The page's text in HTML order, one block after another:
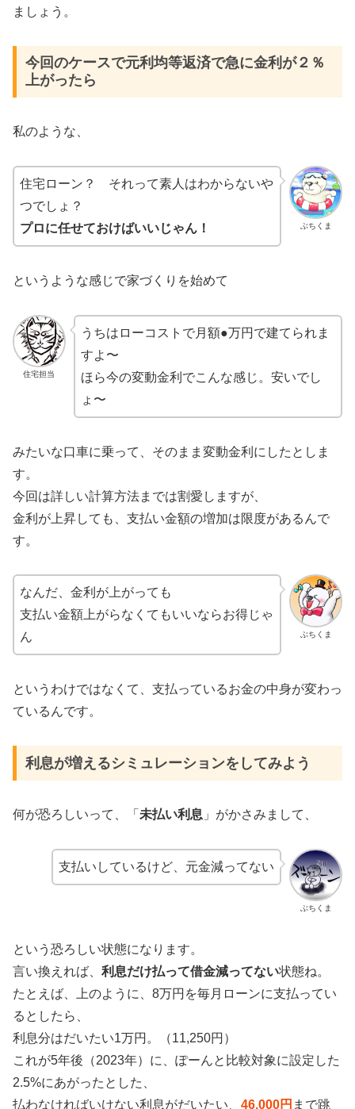
ましょう。
今回のケースで元利均等返済で急に金利が２％
上がったら
私のような、
ぶちくま
住宅ローン？ それって素人はわからないや
つでしょ？
プロに任せておけばいいじゃん！
というような感じで家づくりを始めて
住宅担当
うちはローコストで月額●万円で建てられま
すよ〜
ほら今の変動金利でこんな感じ。安いでし
ょ〜
みたいな口車に乗って、そのまま変動金利にしたとしま
す。
今回は詳しい計算方法までは割愛しますが、
金利が上昇しても、支払い金額の増加は限度があるんで
す。
ぶちくま
なんだ、金利が上がっても
支払い金額上がらなくてもいいならお得じゃ
ん
というわけではなくて、支払っているお金の中身が変わっ
ているんです。
利息が増えるシミュレーションをしてみよう
何が恐ろしいって、「 未払い利息 」がかさみまして、
ぶちくま
支払いしているけど、元金減ってない
という恐ろしい状態になります。
言い換えれば、 利息だけ払って借金減ってない状態ね。
たとえば、上のように、8万円を毎月ローンに支払ってい
るとしたら、
利息分はだいたい1万円。（11,250円）
これが5年後（2023年）に、ぽーんと比較対象に設定した
2.5%にあがったとした、
払わなければいけない利息がだいたい、 46,000円 まで跳